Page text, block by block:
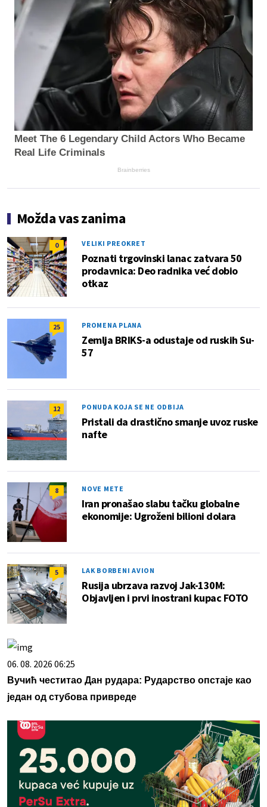
Meet The 6 Legendary Child Actors Who Became
Real Life Criminals
Brainberries
Možda vas zanima
0 VELIKI PREOKRET
Poznati trgovinski lanac zatvara 50
prodavnica: Deo radnika već dobio
otkaz
25 PROMENA PLANA
Zemlja BRIKS-a odustaje od ruskih Su-
57
12 PONUDA KOJA SE NE ODBIJA
Pristali da drastično smanje uvoz ruske
nafte
8 NOVE METE
Iran pronašao slabu tačku globalne
ekonomije: Ugroženi bilioni dolara
5 LAK BORBENI AVION
Rusija ubrzava razvoj Jak-130M:
Objavljen i prvi inostrani kupac FOTO
06. 08. 2026 06:25
Вучић честитао Дан рудара: Рударство опстаје као
један од стубова привреде